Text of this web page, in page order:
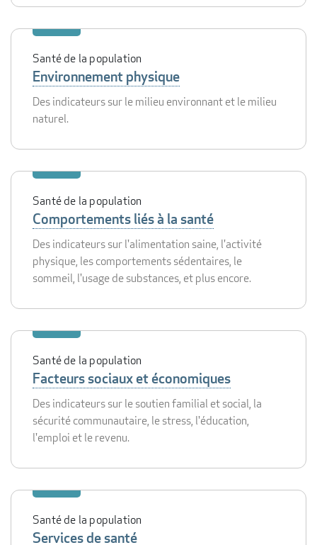
Santé de la population
Environnement physique
Des indicateurs sur le milieu environnant et le milieu
naturel.
Santé de la population
Comportements liés à la santé
Des indicateurs sur l'alimentation saine, l'activité
physique, les comportements sédentaires, le
sommeil, l'usage de substances, et plus encore.
Santé de la population
Facteurs sociaux et économiques
Des indicateurs sur le soutien familial et social, la
sécurité communautaire, le stress, l'éducation,
l'emploi et le revenu.
Santé de la population
Services de santé